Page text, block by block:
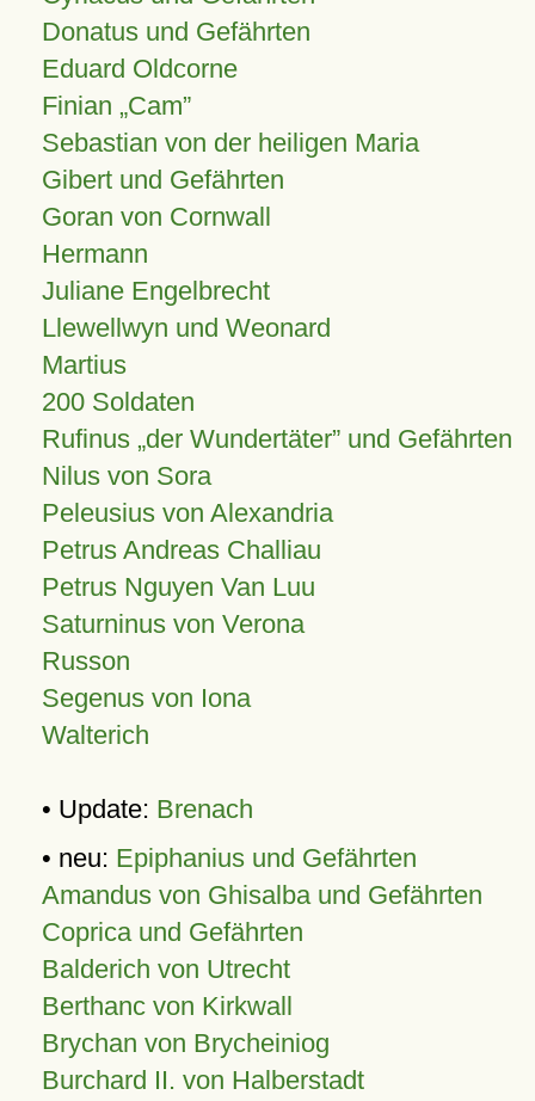
Donatus und Gefährten
Eduard Oldcorne
Finian Cam
Sebastian von der heiligen Maria
Gibert und Gefährten
Goran von Cornwall
Hermann
Juliane Engelbrecht
Llewellwyn und Weonard
Martius
200 Soldaten
Rufinus „der Wundertäter” und Gefährten
Nilus von Sora
Peleusius von Alexandria
Petrus Andreas Challiau
Petrus Nguyen Van Luu
Saturninus von Verona
Russon
Segenus von Iona
Walterich
• Update: Brenach
• neu: Epiphanius und Gefährten
Amandus von Ghisalba und Gefährten
Coprica und Gefährten
Balderich von Utrecht
Berthanc von Kirkwall
Brychan von Brycheiniog
Burchard II. von Halberstadt